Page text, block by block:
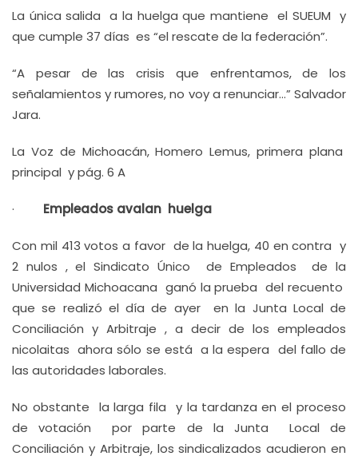
La única salida a la huelga que mantiene el SUEUM y
que cumple 37 días es “el rescate de la federación”.
“A pesar de las crisis que enfrentamos, de los
señalamientos y rumores, no voy a renunciar…” Salvador
Jara.
La Voz de Michoacán, Homero Lemus, primera plana
principal y pág. 6 A
· Empleados avalan huelga
Con mil 413 votos a favor de la huelga, 40 en contra y
2 nulos , el Sindicato Único de Empleados de la
Universidad Michoacana ganó la prueba del recuento
que se realizó el día de ayer en la Junta Local de
Conciliación y Arbitraje , a decir de los empleados
nicolaitas ahora sólo se está a la espera del fallo de
las autoridades laborales.
No obstante la larga fila y la tardanza en el proceso
de votación por parte de la Junta Local de
Conciliación y Arbitraje, los sindicalizados acudieron en